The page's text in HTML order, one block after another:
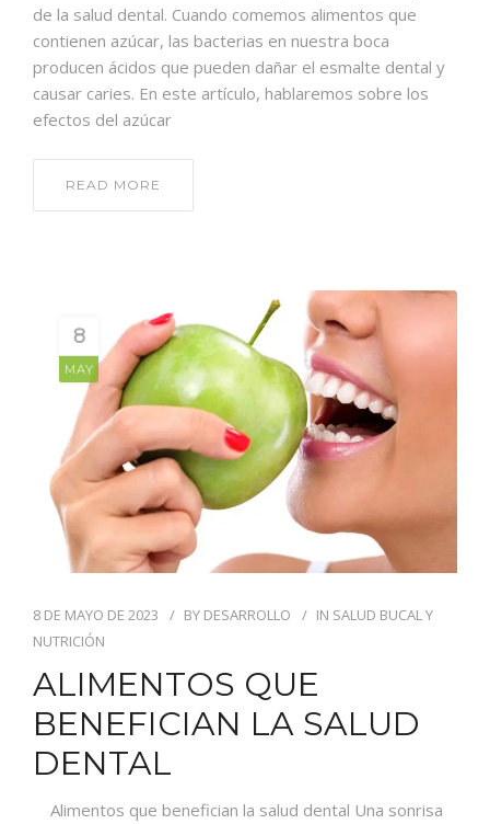
de la salud dental. Cuando comemos alimentos que
contienen azúcar, las bacterias en nuestra boca
producen ácidos que pueden dañar el esmalte dental y
causar caries. En este artículo, hablaremos sobre los
efectos del azúcar
READ MORE
8
MAY
8 DE MAYO DE 2023 BY DESARROLLO IN SALUD BUCAL Y
NUTRICIÓN
ALIMENTOS QUE
BENEFICIAN LA SALUD
DENTAL
Alimentos que benefician la salud dental Una sonrisa